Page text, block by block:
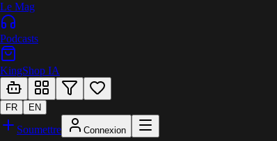
Le Mag
Podcasts
KingShop IA
FR EN
Soumettre Connexion